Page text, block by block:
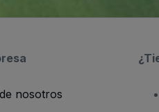
nosotros